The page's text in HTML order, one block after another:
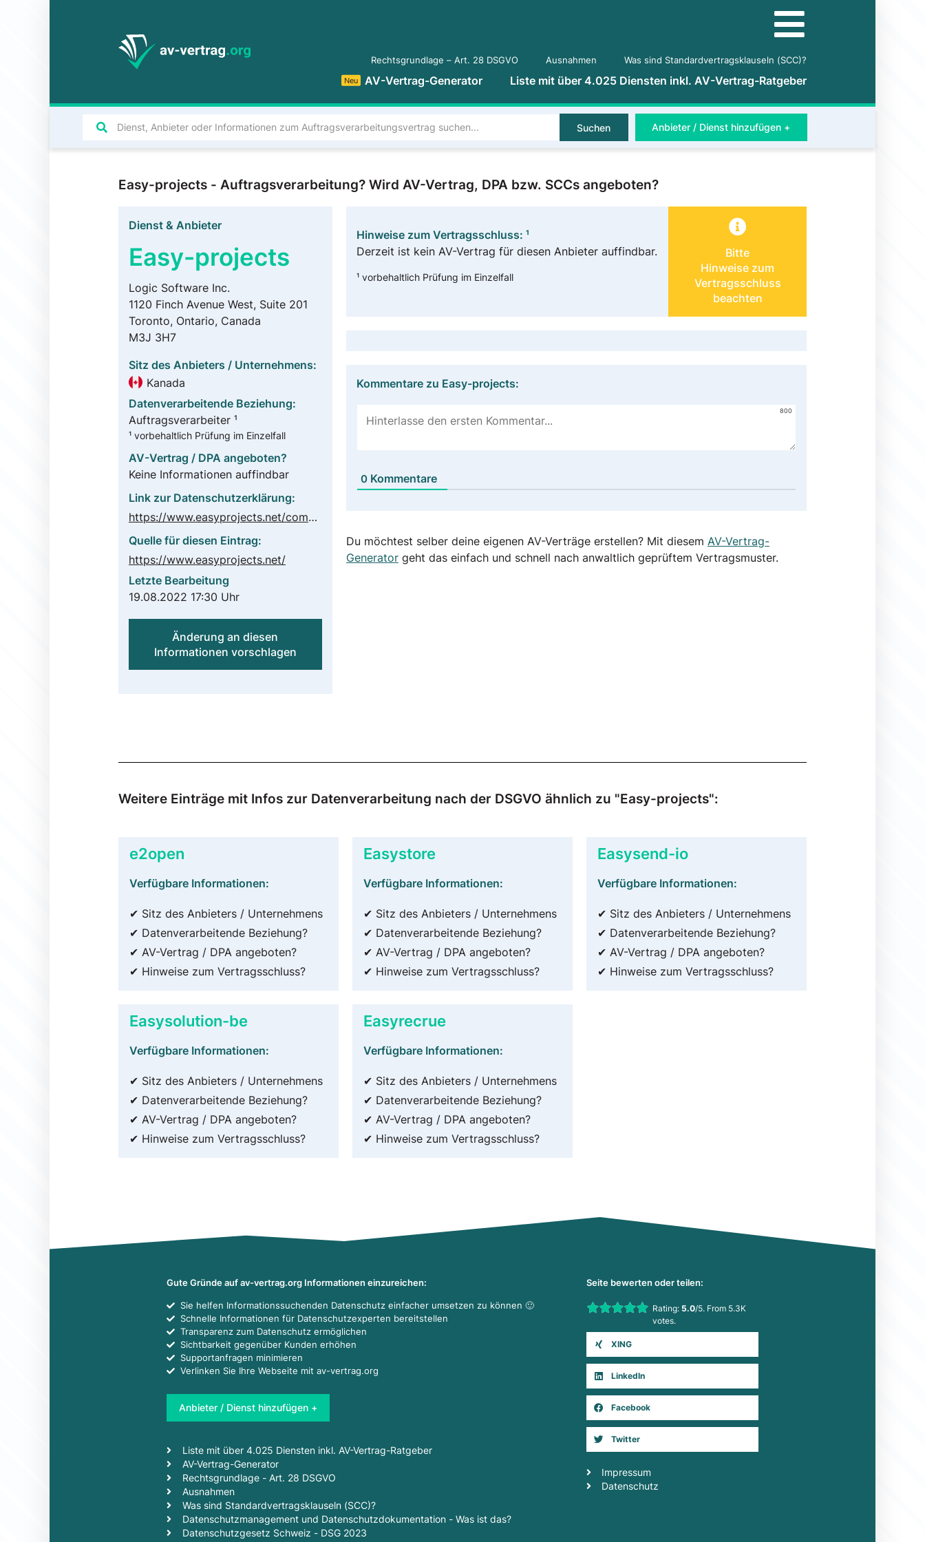
Rechtsgrundlage – Art. 28 DSGVO Ausnahmen Was sind Standardvertragsklauseln (SCC)?
Neu AV-Vertrag-Generator Liste mit über 4.025 Diensten inkl. AV-Vertrag-Ratgeber
Suchen Anbieter / Dienst hinzufügen +
Easy-projects - Auftragsverarbeitung? Wird AV-Vertrag, DPA bzw. SCCs angeboten?
Dienst & Anbieter
Easy-projects
Logic Software Inc.
1120 Finch Avenue West, Suite 201
Toronto, Ontario, Canada
M3J 3H7
Sitz des Anbieters / Unternehmens:
Kanada
Datenverarbeitende Beziehung:
Auftragsverarbeiter ¹
¹ vorbehaltlich Prüfung im Einzelfall
AV-Vertrag / DPA angeboten?
Keine Informationen auffindbar
Link zur Datenschutzerklärung:
https://www.easyprojects.net/company/privacy/
Quelle für diesen Eintrag:
https://www.easyprojects.net/
Letzte Bearbeitung
19.08.2022 17:30 Uhr
Änderung an diesen
Informationen vorschlagen
Hinweise zum Vertragsschluss: ¹
Derzeit ist kein AV-Vertrag für diesen Anbieter auffindbar.
¹ vorbehaltlich Prüfung im Einzelfall
Bitte
Hinweise zum
Vertragsschluss
beachten
Kommentare zu Easy-projects:
800
0Kommentare
Du möchtest selber deine eigenen AV-Verträge erstellen? Mit diesem AV-Vertrag-
Generatorgeht das einfach und schnell nach anwaltlich geprüftem Vertragsmuster.
Weitere Einträge mit Infos zur Datenverarbeitung nach der DSGVO ähnlich zu "Easy-projects":
e2open
Verfügbare Informationen:
✔ Sitz des Anbieters / Unternehmens
✔ Datenverarbeitende Beziehung?
✔ AV-Vertrag / DPA angeboten?
✔ Hinweise zum Vertragsschluss?
Easystore
Verfügbare Informationen:
✔ Sitz des Anbieters / Unternehmens
✔ Datenverarbeitende Beziehung?
✔ AV-Vertrag / DPA angeboten?
✔ Hinweise zum Vertragsschluss?
Easysend-io
Verfügbare Informationen:
✔ Sitz des Anbieters / Unternehmens
✔ Datenverarbeitende Beziehung?
✔ AV-Vertrag / DPA angeboten?
✔ Hinweise zum Vertragsschluss?
Easysolution-be
Verfügbare Informationen:
✔ Sitz des Anbieters / Unternehmens
✔ Datenverarbeitende Beziehung?
✔ AV-Vertrag / DPA angeboten?
✔ Hinweise zum Vertragsschluss?
Easyrecrue
Verfügbare Informationen:
✔ Sitz des Anbieters / Unternehmens
✔ Datenverarbeitende Beziehung?
✔ AV-Vertrag / DPA angeboten?
✔ Hinweise zum Vertragsschluss?
Gute Gründe auf av-vertrag.org Informationen einzureichen:
Sie helfen Informationssuchenden Datenschutz einfacher umsetzen zu können 🙂
Schnelle Informationen für Datenschutzexperten bereitstellen
Transparenz zum Datenschutz ermöglichen
Sichtbarkeit gegenüber Kunden erhöhen
Supportanfragen minimieren
Verlinken Sie Ihre Webseite mit av-vertrag.org
Anbieter / Dienst hinzufügen +
Liste mit über 4.025 Diensten inkl. AV-Vertrag-Ratgeber
AV-Vertrag-Generator
Rechtsgrundlage - Art. 28 DSGVO
Ausnahmen
Was sind Standardvertragsklauseln (SCC)?
Datenschutzmanagement und Datenschutzdokumentation - Was ist das?
Datenschutzgesetz Schweiz - DSG 2023
Seite bewerten oder teilen:
Rate this item:
Submit Rating
Rating: 5.0/5. From 5.3K
votes.
XING
LinkedIn
Facebook
Twitter
Impressum
Datenschutz